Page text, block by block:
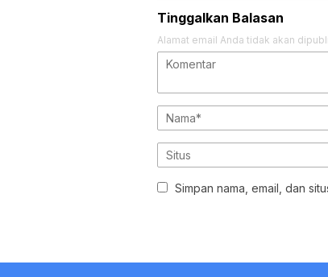
Tinggalkan Balasan
Alamat email Anda tidak akan
Simpan nama, email, dan